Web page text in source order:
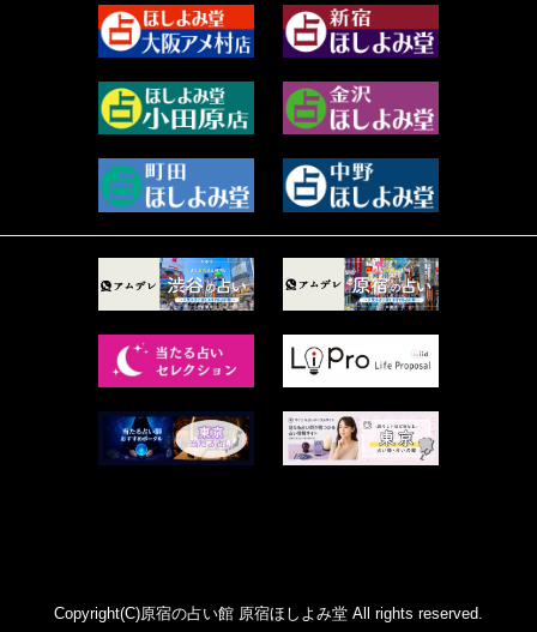
美月マーシャ (212)
芽百マミム (741)
真巳華 - Mamika - (268)
プラタ 真寿 (165)
紅月Luru (5)
ルーカス伽豆海 (1111)
木杉泉風 (116)
桐野有民 (31)
月夜巳キメラ (4)
菊地柚姫 (78)
レイモンド翔 (46)
2023年9月 (37)
2023年8月 (46)
2023年7月 (59)
2023年6月 (73)
2023年5月 (67)
2023年4月 (73)
2023年2月 (99)
2022年12月 (72)
2022年11月 (72)
2022年9月 (85)
2022年4月 (81)
Copyright(C)原宿の占い館 原宿ほしよみ堂 All rights reserved.